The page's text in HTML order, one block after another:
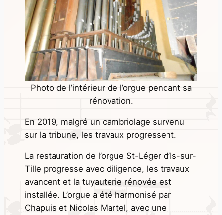
Photo de l’intérieur de l’orgue pendant sa
rénovation.
En 2019, malgré un cambriolage survenu
sur la tribune, les travaux progressent.
La restauration de l’orgue St-Léger d’Is-sur-
Tille progresse avec diligence, les travaux
avancent et la tuyauterie rénovée est
installée. L’orgue a été harmonisé par
Chapuis et Nicolas Martel, avec une